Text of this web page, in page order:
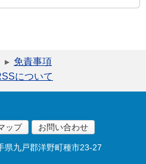
免責事項
について
ップ お問い合わせ
県九戸郡洋野町種市23-27